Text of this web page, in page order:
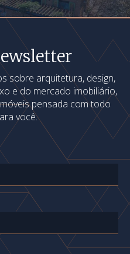
sobre arquitetura, design,
e do mercado imobiliário,
pensada com todo
você.